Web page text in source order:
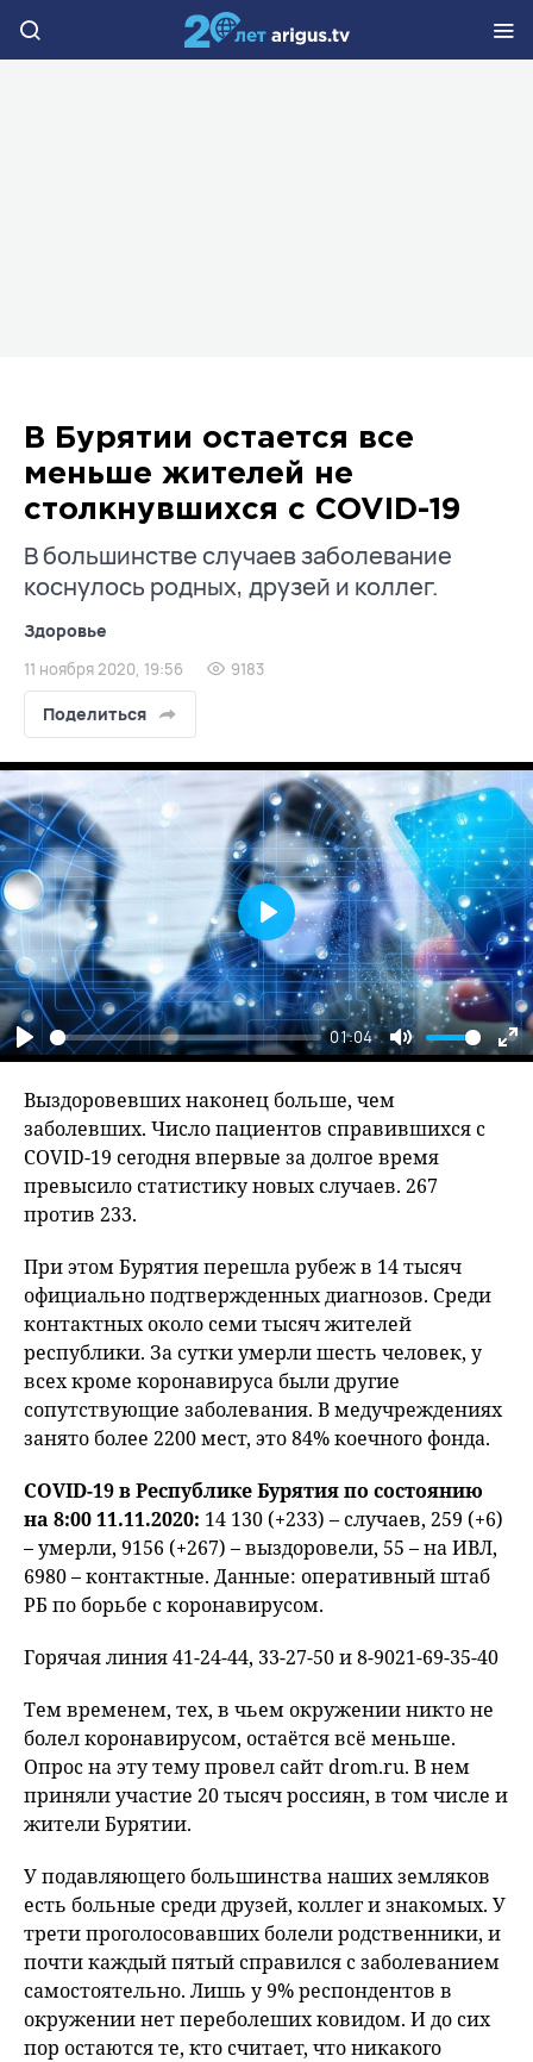
В Бурятии остается все
меньше жителей не
столкнувшихся с COVID-19
В большинстве случаев заболевание
коснулось родных, друзей и коллег.
Здоровье
11 ноября 2020, 19:56 9183
Поделиться
Play
01:04
Mute
Play
Выздоровевших наконец больше, чем
заболевших. Число пациентов справившихся с
COVID-19 сегодня впервые за долгое время
превысило статистику новых случаев. 267
против 233.
При этом Бурятия перешла рубеж в 14 тысяч
официально подтвержденных диагнозов. Среди
контактных около семи тысяч жителей
республики. За сутки умерли шесть человек, у
всех кроме коронавируса были другие
сопутствующие заболевания. В медучреждениях
занято более 2200 мест, это 84% коечного фонда.
COVID-19 в Республике Бурятия по состоянию
на 8:00 11.11.2020: 14 130 (+233) – случаев, 259 (+6)
– умерли, 9156 (+267) – выздоровели, 55 – на ИВЛ,
6980 – контактные. Данные: оперативный штаб
РБ по борьбе с коронавирусом.
Горячая линия 41-24-44, 33-27-50 и 8-9021-69-35-40
Тем временем, тех, в чьем окружении никто не
болел коронавирусом, остаётся всё меньше.
Опрос на эту тему провел сайт drom.ru. В нем
приняли участие 20 тысяч россиян, в том числе и
жители Бурятии.
У подавляющего большинства наших земляков
есть больные среди друзей, коллег и знакомых. У
трети проголосовавших болели родственники, и
почти каждый пятый справился с заболеванием
самостоятельно. Лишь у 9% респондентов в
окружении нет переболеших ковидом. И до сих
пор остаются те, кто считает, что никакого